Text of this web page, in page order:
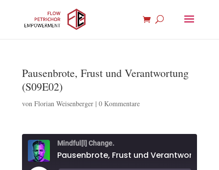
Pausenbrote, Frust und Verantwortung
(S09E02)
von Florian Weisenberger| 0 Kommentare
Mindful[l] Change.